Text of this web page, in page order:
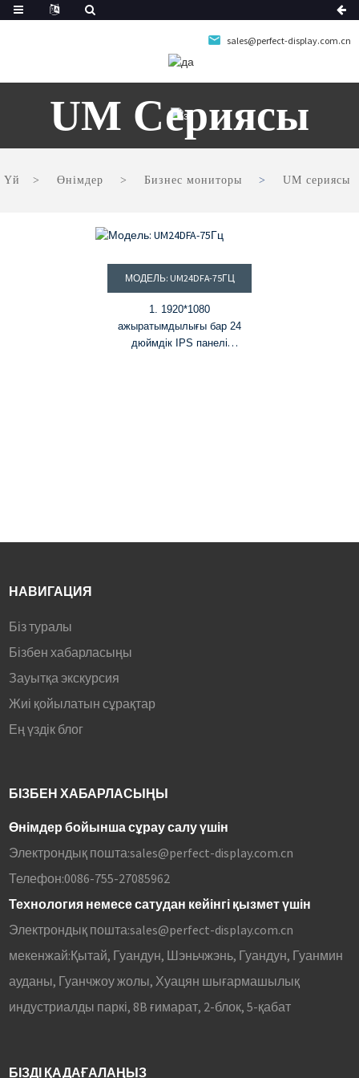
sales@perfect-display.com.cn
UM Сериясы
Үй Өнімдер Бизнес мониторы UM сериясы
МОДЕЛЬ: UM24DFA-75ГЦ
1. 1920*1080
ажыратымдылығы бар 24
дюймдік IPS панелі
НАВИГАЦИЯ
Біз туралы
Бізбен хабарласыңы
Зауытқа экскурсия
Жиі қойылатын сұрақтар
Ең үздік блог
БІЗБЕН ХАБАРЛАСЫҢЫ
Өнімдер бойынша сұрау салу үшін
Электрондық пошта:sales@perfect-display.com.cn
Телефон:0086-755-27085962
Технология немесе сатудан кейінгі қызмет үшін
Электрондық пошта:sales@perfect-display.com.cn
мекенжай:Қытай, Гуандун, Шэньчжэнь, Гуандун, Гуанмин
ауданы, Гуанчжоу жолы, Хуацян шығармашылық
индустриалды паркі, 8B ғимарат, 2-блок, 5-қабат
БІЗДІ ҚАДАҒАЛАҢЫЗ